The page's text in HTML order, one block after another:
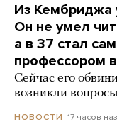
Из Кембриджа
Он не умел
а в 37 стал
профессором
Сейчас его
возникли вопросы
НОВОСТИ 17 часов